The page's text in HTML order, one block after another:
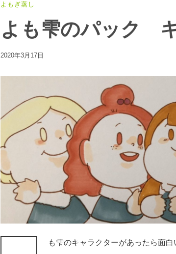
よもぎ蒸し
よも雫のパック
2020年3月17日
も雫のキャラクターがあったら面白